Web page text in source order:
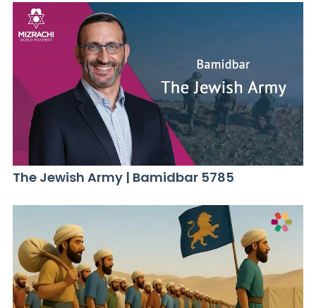
The Jewish Army | Bamidbar 5785